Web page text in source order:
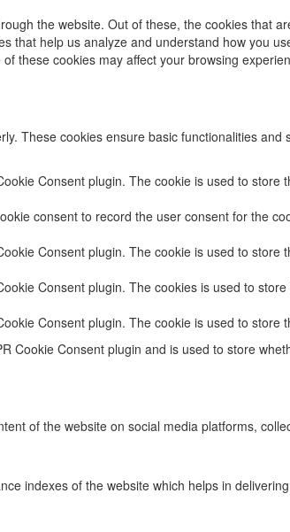
the website. Out of these, the cookies that
that help us analyze and understand how you
these cookies may affect your browsing
These cookies ensure basic functionalities
Consent plugin. The cookie is used to
consent to record the user consent for the
Consent plugin. The cookie is used to
Consent plugin. The cookies is used to
Consent plugin. The cookie is used to
Cookie Consent plugin and is used to store
of the website on social media platforms,
indexes of the website which helps in